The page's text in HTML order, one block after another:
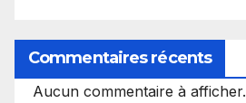
Commentaires récents
Aucun commentaire à afficher.